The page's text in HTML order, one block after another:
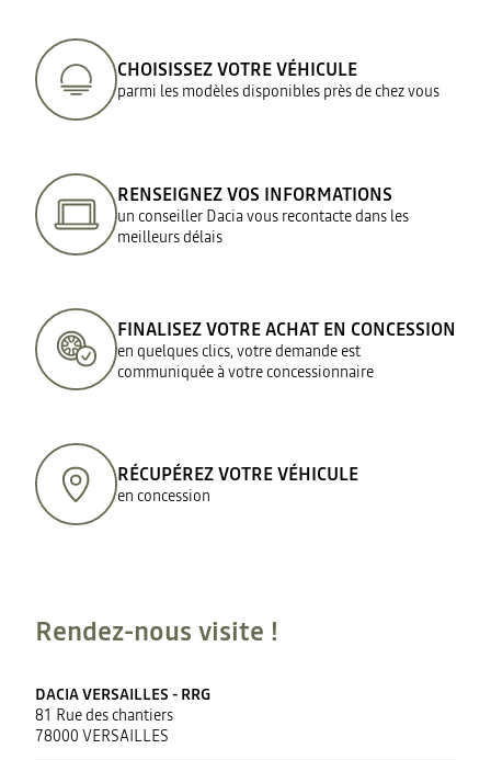
CHOISISSEZ VOTRE VÉHICULE
parmi les modèles disponibles près de chez vous
RENSEIGNEZ VOS INFORMATIONS
un conseiller Dacia vous recontacte dans les
meilleurs délais
FINALISEZ VOTRE ACHAT EN CONCESSION
en quelques clics, votre demande est
communiquée à votre concessionnaire
RÉCUPÉREZ VOTRE VÉHICULE
en concession
Rendez-nous visite !
DACIA VERSAILLES - RRG
81 Rue des chantiers
78000 VERSAILLES